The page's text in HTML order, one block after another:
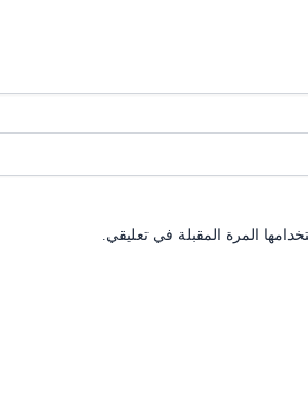
المرة المقبلة في تعليقي.